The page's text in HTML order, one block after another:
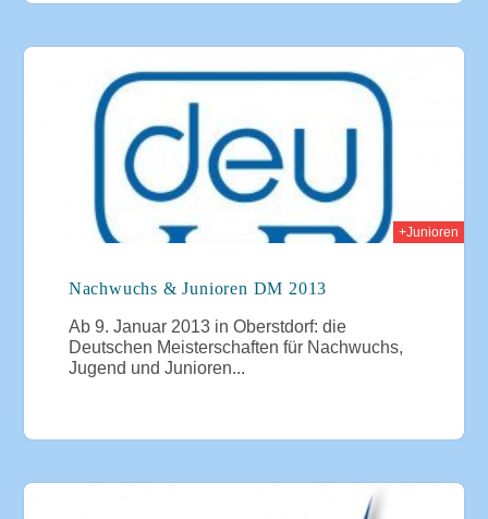
+Junioren
Nachwuchs & Junioren DM 2013
Ab 9. Januar 2013 in Oberstdorf: die
Deutschen Meisterschaften für Nachwuchs,
Jugend und Junioren...